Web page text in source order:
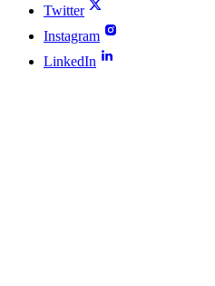
Twitter
Instagram
LinkedIn